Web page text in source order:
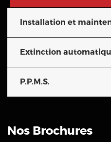
Installation et
Extinction
P.P.M.S.
Nos Brochures